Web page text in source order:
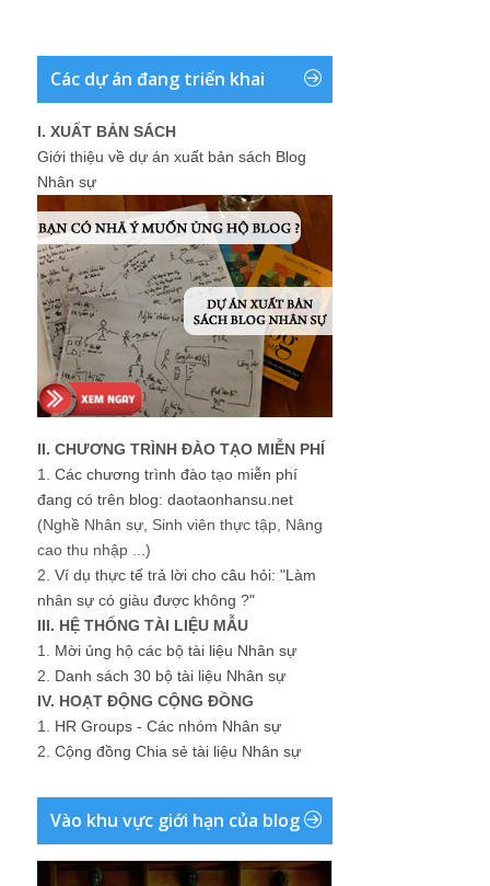
Các dự án đang triển khai
I. XUẤT BẢN SÁCH
Giới thiệu về dự án xuất bản sách Blog
Nhân sự
II. CHƯƠNG TRÌNH ĐÀO TẠO MIỄN PHÍ
1. Các chương trình đào tạo miễn phí
đang có trên blog: daotaonhansu.net
(Nghề Nhân sự, Sinh viên thực tập, Nâng
cao thu nhập ...)
2. Ví dụ thực tế trả lời cho câu hỏi: "Làm
nhân sự có giàu được không ?"
III. HỆ THỐNG TÀI LIỆU MẪU
1. Mời ủng hộ các bộ tài liệu Nhân sự
2. Danh sách 30 bộ tài liệu Nhân sự
IV. HOẠT ĐỘNG CỘNG ĐỒNG
1. HR Groups - Các nhóm Nhân sự
2. Cộng đồng Chia sẻ tài liệu Nhân sự
Vào khu vực giới hạn của blog